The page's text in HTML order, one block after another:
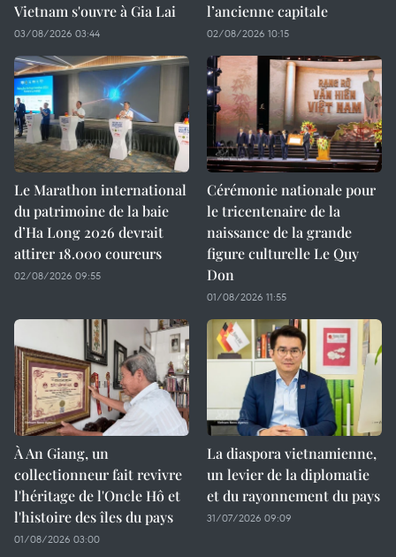
Vietnam s'ouvre à Gia Lai
03/08/2026 03:44
l’ancienne capitale
02/08/2026 10:15
Le Marathon international
du patrimoine de la baie
d’Ha Long 2026 devrait
attirer 18.000 coureurs
02/08/2026 09:55
Cérémonie nationale pour
le tricentenaire de la
naissance de la grande
figure culturelle Le Quy
Don
01/08/2026 11:55
À An Giang, un
collectionneur fait revivre
l'héritage de l'Oncle Hô et
l'histoire des îles du pays
01/08/2026 03:00
La diaspora vietnamienne,
un levier de la diplomatie
et du rayonnement du pays
31/07/2026 09:09